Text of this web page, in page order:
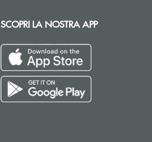
SCOPRI LA NOSTRA APP